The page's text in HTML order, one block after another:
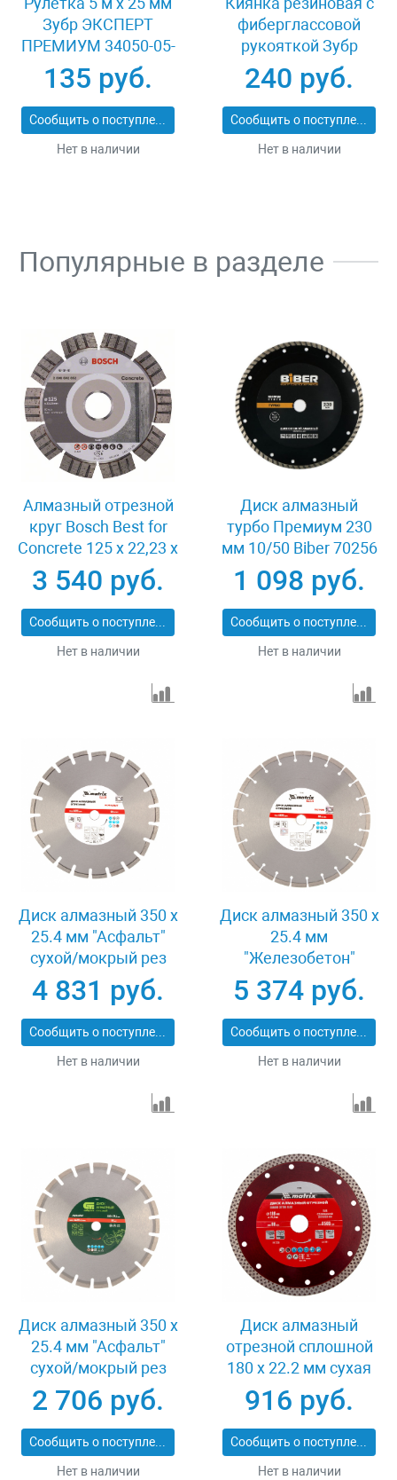
Зубр ЭКСПЕРТ
ПРЕМИУМ 34050-05-
25_z01
135 руб.
Сообщить о поступлении
Нет в наличии
фиберглассовой
рукояткой Зубр
ЭКСПЕРТ 2053-
60_z01
240 руб.
Сообщить о поступлении
Нет в наличии
Популярные в разделе
Алмазный отрезной
круг Bosch Best for
Concrete 125 x 22,23 x
2,2 x 12 mm
3 540 руб.
Сообщить о поступлении
Нет в наличии
Диск алмазный
турбо Премиум 230
мм 10/50 Biber 70256
1 098 руб.
Сообщить о поступлении
Нет в наличии
Диск алмазный 350 х
25.4 мм "Асфальт"
сухой/мокрый рез
Pro Matrix 731073
4 831 руб.
Сообщить о поступлении
Нет в наличии
Диск алмазный 350 х
25.4 мм
"Железобетон"
сухой/мокрый рез
Pro Matrix 731103
5 374 руб.
Сообщить о поступлении
Нет в наличии
Диск алмазный 350 х
25.4 мм "Асфальт"
сухой/мокрый рез
Сибртех 731013
2 706 руб.
Сообщить о поступлении
Нет в наличии
Диск алмазный
отрезной сплошной
180 х 22.2 мм сухая
резка Matrix
Professional 73128
916 руб.
Сообщить о поступлении
Нет в наличии